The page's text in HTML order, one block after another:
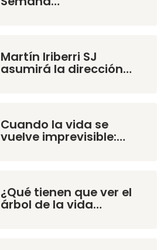
Martín Iriberri SJ
asumirá la dirección…
Cuando la vida se
vuelve imprevisible:…
¿Qué tienen que ver el
árbol de la vida…